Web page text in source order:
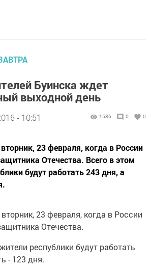
Буинска ждет
выходной день
- 10:51 1536 0 0
23 февраля, когда в России
Отечества. Всего в этом
будут работать 243 дня, а
23 февраля, когда в России
Отечества.
республики будут работать
- 123 дня.